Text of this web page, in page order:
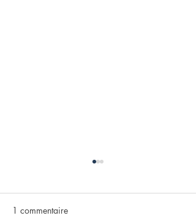
1 commentaire